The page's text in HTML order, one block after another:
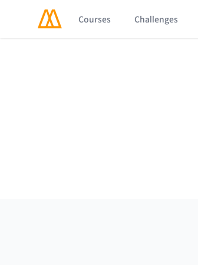
Courses Challenges